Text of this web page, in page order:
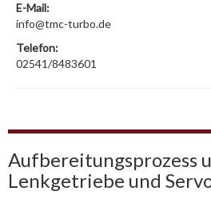
E-Mail:
info@tmc-turbo.de
Telefon:
02541/8483601
Aufbereitungsprozess
Lenkgetriebe und